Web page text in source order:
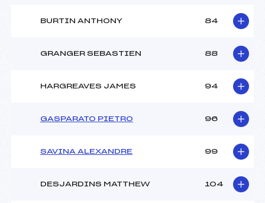
BURTIN ANTHONY 84
GRANGER SEBASTIEN 88
HARGREAVES JAMES 94
GASPARATO PIETRO 96
SAVINA ALEXANDRE 99
DESJARDINS MATTHEW 104